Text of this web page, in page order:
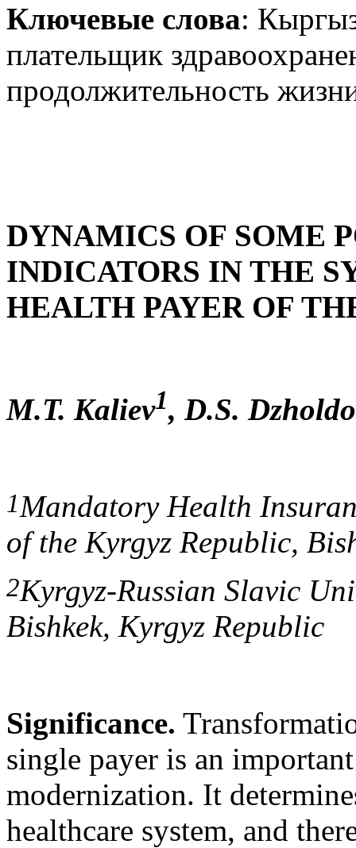
Ключевые слова:
плательщик
продолжительность
DYNAMICS OF SOME
INDICATORS IN THE
HEALTH PAYER OF
M.T. Kaliev1, D.S.
1Mandatory Health
of the Kyrgyz Republic,
2Kyrgyz-Russian Slavic
Bishkek, Kyrgyz Republic
Significance.
single payer is an
modernization. It
healthcare system, and